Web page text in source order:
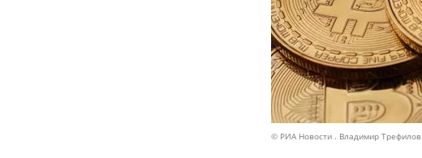
© РИА Новости . Владимир Трефилов